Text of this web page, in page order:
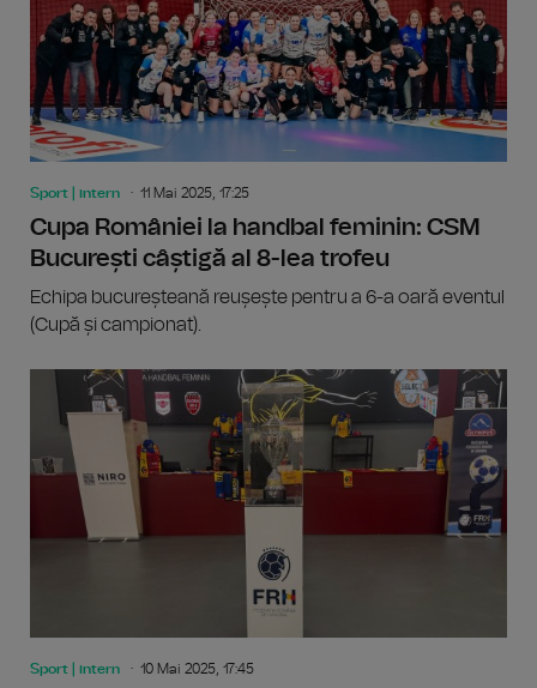
Sport | intern 11 Mai 2025, 17:25
Cupa României la handbal feminin: CSM
București câștigă al 8-lea trofeu
Echipa bucureșteană reușește pentru a 6-a oară eventul
(Cupă și campionat).
Sport | intern 10 Mai 2025, 17:45